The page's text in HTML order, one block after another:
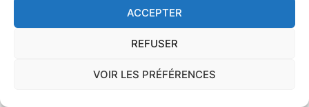
ACCEPTER
REFUSER
VOIR LES PRÉFÉRENCES
Je demande le descriptif des